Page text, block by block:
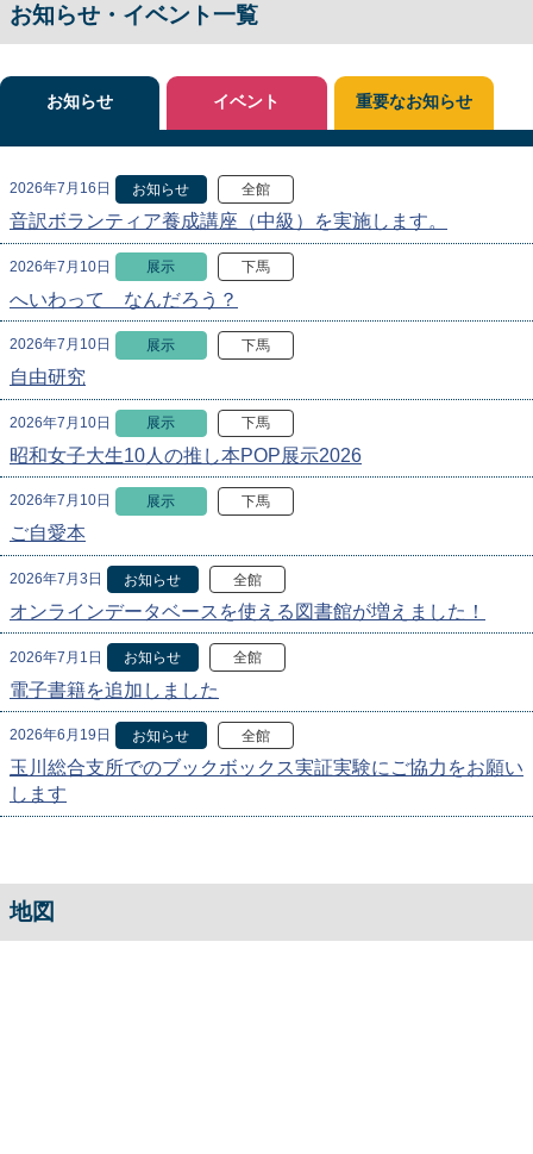
お知らせ・イベント一覧
お知らせ
2026年7月16日 お知らせ 全館
音訳ボランティア養成講座（中級）を実施します。
2026年7月10日 展示 下馬
へいわって なんだろう？
2026年7月10日 展示 下馬
自由研究
2026年7月10日 展示 下馬
昭和女子大生10人の推し本POP展示2026
2026年7月10日 展示 下馬
ご自愛本
2026年7月3日 お知らせ 全館
オンラインデータベースを使える図書館が増えました！
2026年7月1日 お知らせ 全館
電子書籍を追加しました
2026年6月19日 お知らせ 全館
玉川総合支所でのブックボックス実証実験にご協力をお願い
します
イベント 重要なお知らせ
地図